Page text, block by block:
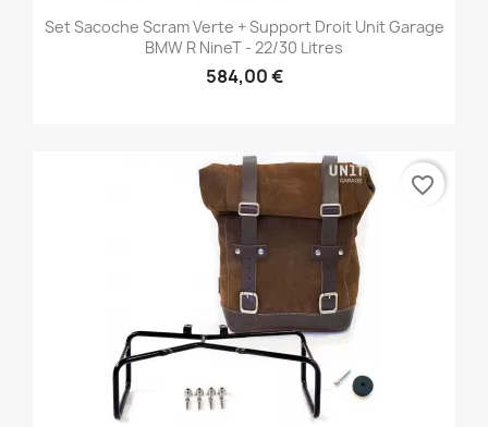
Set Sacoche Scram Verte + Support Droit Unit Garage
BMW R NineT - 22/30 Litres
584,00 €
favorite_border